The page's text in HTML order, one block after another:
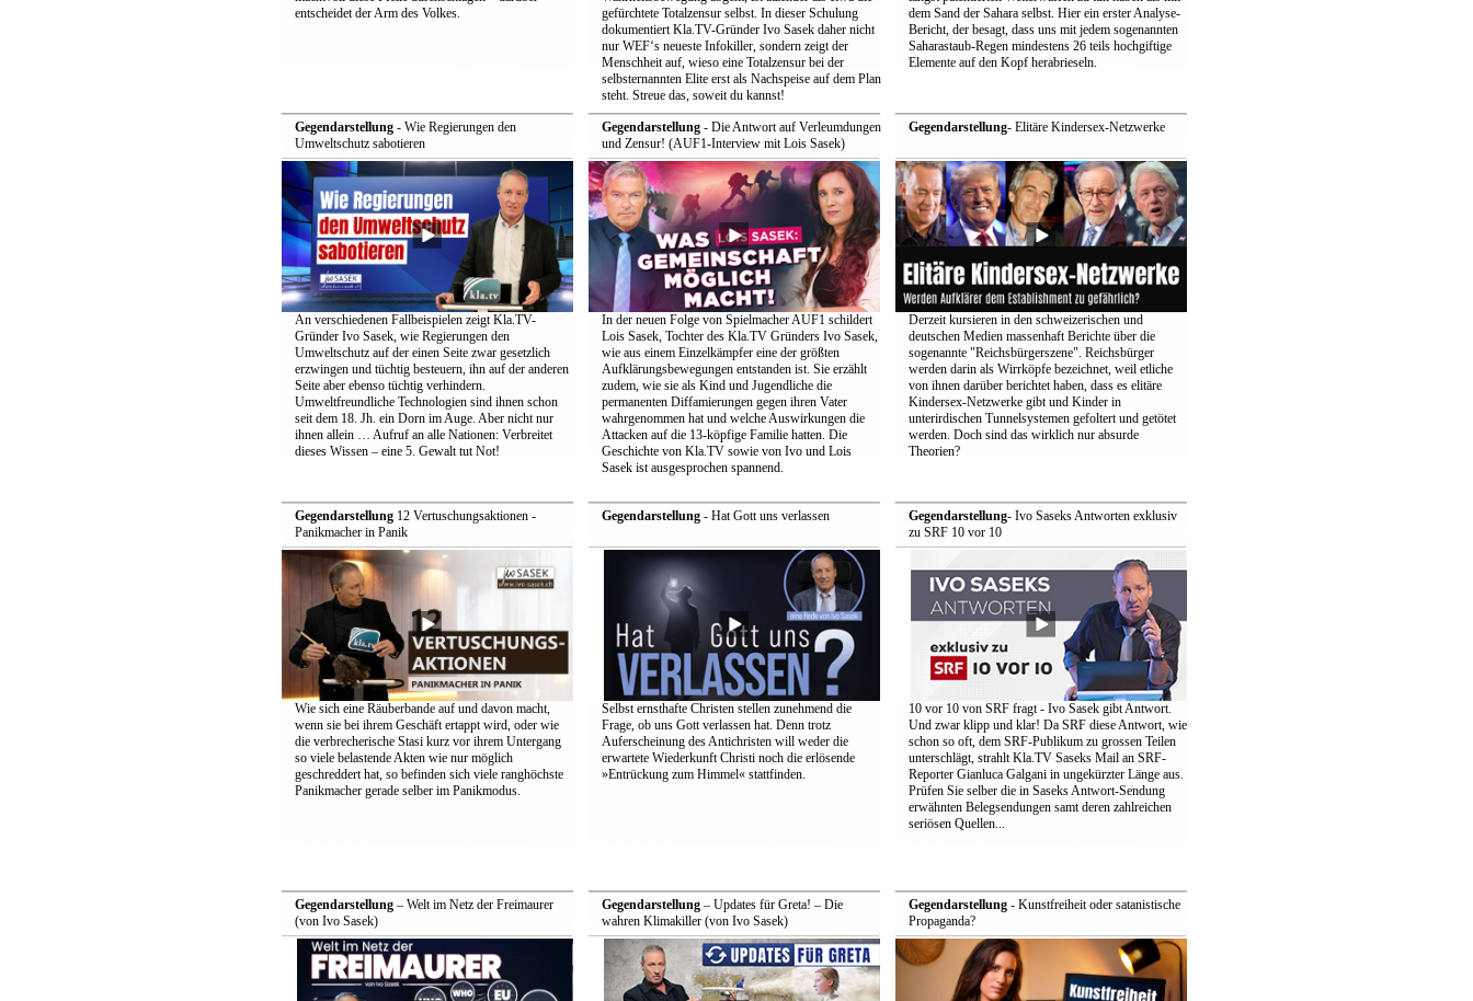
entscheidet der Arm des Volkes.
gefürchtete Totalzensur selbst. In dieser Schulung
dokumentiert Kla.TV-Gründer Ivo Sasek daher nicht
nur WEF‘s neueste Infokiller, sondern zeigt der
Menschheit auf, wieso eine Totalzensur bei der
selbsternannten Elite erst als Nachspeise auf dem Plan
steht. Streue das, soweit du kannst!
dem Sand der Sahara selbst. Hier ein erster Analyse-
Bericht, der besagt, dass uns mit jedem sogenannten
Saharastaub-Regen mindestens 26 teils hochgiftige
Elemente auf den Kopf herabrieseln.
Gegendarstellung- Wie Regierungen den
Umweltschutz sabotieren
An verschiedenen Fallbeispielen zeigt Kla.TV-
Gründer Ivo Sasek, wie Regierungen den
Umweltschutz auf der einen Seite zwar gesetzlich
erzwingen und tüchtig besteuern, ihn auf der anderen
Seite aber ebenso tüchtig verhindern.
Umweltfreundliche Technologien sind ihnen schon
seit dem 18. Jh. ein Dorn im Auge. Aber nicht nur
ihnen allein … Aufruf an alle Nationen: Verbreitet
dieses Wissen – eine 5. Gewalt tut Not!
Gegendarstellung- Die Antwort auf Verleumdungen
und Zensur! (AUF1-Interview mit Lois Sasek)
In der neuen Folge von Spielmacher AUF1 schildert
Lois Sasek, Tochter des Kla.TV Gründers Ivo Sasek,
wie aus einem Einzelkämpfer eine der größten
Aufklärungsbewegungen entstanden ist. Sie erzählt
zudem, wie sie als Kind und Jugendliche die
permanenten Diffamierungen gegen ihren Vater
wahrgenommen hat und welche Auswirkungen die
Attacken auf die 13-köpfige Familie hatten. Die
Geschichte von Kla.TV sowie von Ivo und Lois
Sasek ist ausgesprochen spannend.
Gegendarstellung- Elitäre Kindersex-Netzwerke
Derzeit kursieren in den schweizerischen und
deutschen Medien massenhaft Berichte über die
sogenannte "Reichsbürgerszene". Reichsbürger
werden darin als Wirrköpfe bezeichnet, weil etliche
von ihnen darüber berichtet haben, dass es elitäre
Kindersex-Netzwerke gibt und Kinder in
unterirdischen Tunnelsystemen gefoltert und getötet
werden. Doch sind das wirklich nur absurde
Theorien?
Gegendarstellung12 Vertuschungsaktionen -
Panikmacher in Panik
Wie sich eine Räuberbande auf und davon macht,
wenn sie bei ihrem Geschäft ertappt wird, oder wie
die verbrecherische Stasi kurz vor ihrem Untergang
so viele belastende Akten wie nur möglich
geschreddert hat, so befinden sich viele ranghöchste
Panikmacher gerade selber im Panikmodus.
Gegendarstellung- Hat Gott uns verlassen
Selbst ernsthafte Christen stellen zunehmend die
Frage, ob uns Gott verlassen hat. Denn trotz
Auferscheinung des Antichristen will weder die
erwartete Wiederkunft Christi noch die erlösende
»Entrückung zum Himmel« stattfinden.
Gegendarstellung- Ivo Saseks Antworten exklusiv
zu SRF 10 vor 10
10 vor 10 von SRF fragt - Ivo Sasek gibt Antwort.
Und zwar klipp und klar! Da SRF diese Antwort, wie
schon so oft, dem SRF-Publikum zu grossen Teilen
unterschlägt, strahlt Kla.TV Saseks Mail an SRF-
Reporter Gianluca Galgani in ungekürzter Länge aus.
Prüfen Sie selber die in Saseks Antwort-Sendung
erwähnten Belegsendungen samt deren zahlreichen
seriösen Quellen...
Gegendarstellung– Welt im Netz der Freimaurer
(von Ivo Sasek)
Gegendarstellung– Updates für Greta! – Die
wahren Klimakiller (von Ivo Sasek)
Gegendarstellung- Kunstfreiheit oder satanistische
Propaganda?